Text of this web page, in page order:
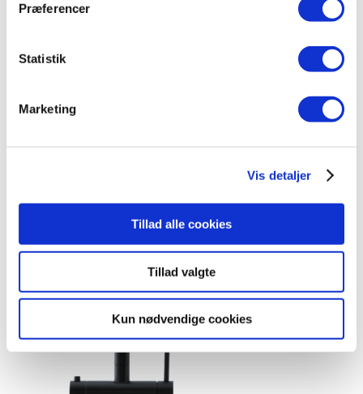
Præferencer
Statistik
Marketing
Vis detaljer
Tillad alle cookies
Tillad valgte
Kun nødvendige cookies
Vandhane 3-1A i sort med firkantet tud
kr.2.495,00